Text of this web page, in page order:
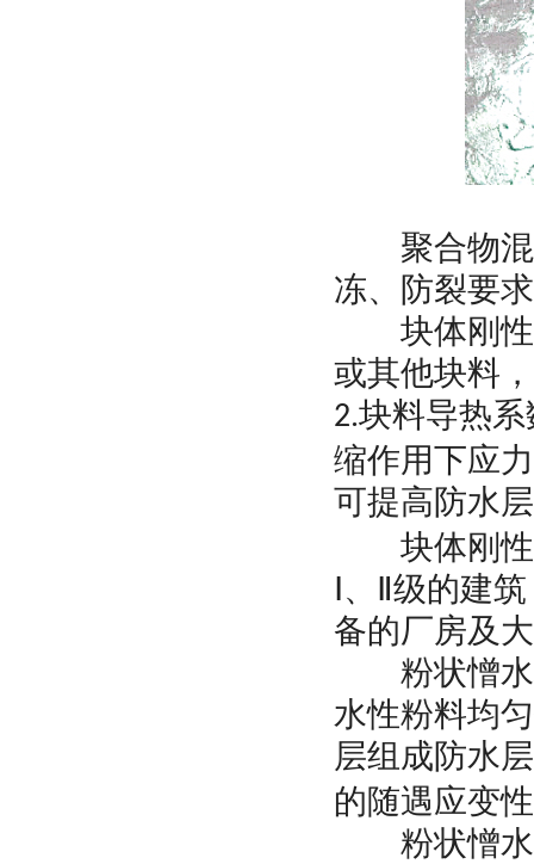
聚合物混
冻、防裂要
块体刚性
或其他块料
2.块料导热
缩作用下应
可提高防水
块体刚性
Ⅰ、Ⅱ级的建
备的厂房及
粉状憎水
水性粉料均
层组成防水
的随遇应变
粉状憎水